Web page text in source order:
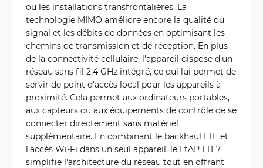
ou les installations transfrontalières. La
technologie MIMO améliore encore la qualité du
signal et les débits de données en optimisant les
chemins de transmission et de réception. En plus
de la connectivité cellulaire, l'appareil dispose d'un
réseau sans fil 2,4 GHz intégré, ce qui lui permet de
servir de point d'accès local pour les appareils à
proximité. Cela permet aux ordinateurs portables,
aux capteurs ou aux équipements de contrôle de se
connecter directement sans matériel
supplémentaire. En combinant le backhaul LTE et
l'accès Wi-Fi dans un seul appareil, le LtAP LTE7
simplifie l'architecture du réseau tout en offrant